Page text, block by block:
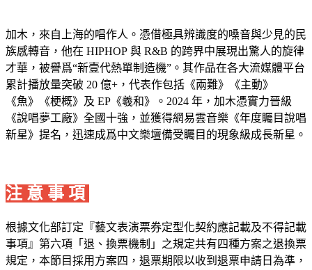
加木，來自上海的唱作人。憑借極具辨識度的嗓音與少見的民
族感轉音，他在 HIPHOP 與 R&B 的跨界中展現出驚人的旋律
才華，被譽爲“新壹代熱單制造機”。其作品在各大流媒體平台
累計播放量突破 20 億+，代表作包括《兩難》《主動》
《魚》《梗概》及 EP《羲和》。2024 年，加木憑實力晉級
《說唱夢工廠》全國十強，並獲得網易雲音樂《年度矚目說唱
新星》提名，迅速成爲中文樂壇備受矚目的現象級成長新星。
注 意 事 項
根據文化部訂定『藝文表演票券定型化契約應記載及不得記載
事項』第六項「退、換票機制」之規定共有四種方案之退換票
規定，本節目採用方案四，退票期限以收到退票申請日為準，